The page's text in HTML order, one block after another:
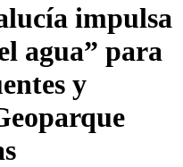
impulsa
agua” para
y